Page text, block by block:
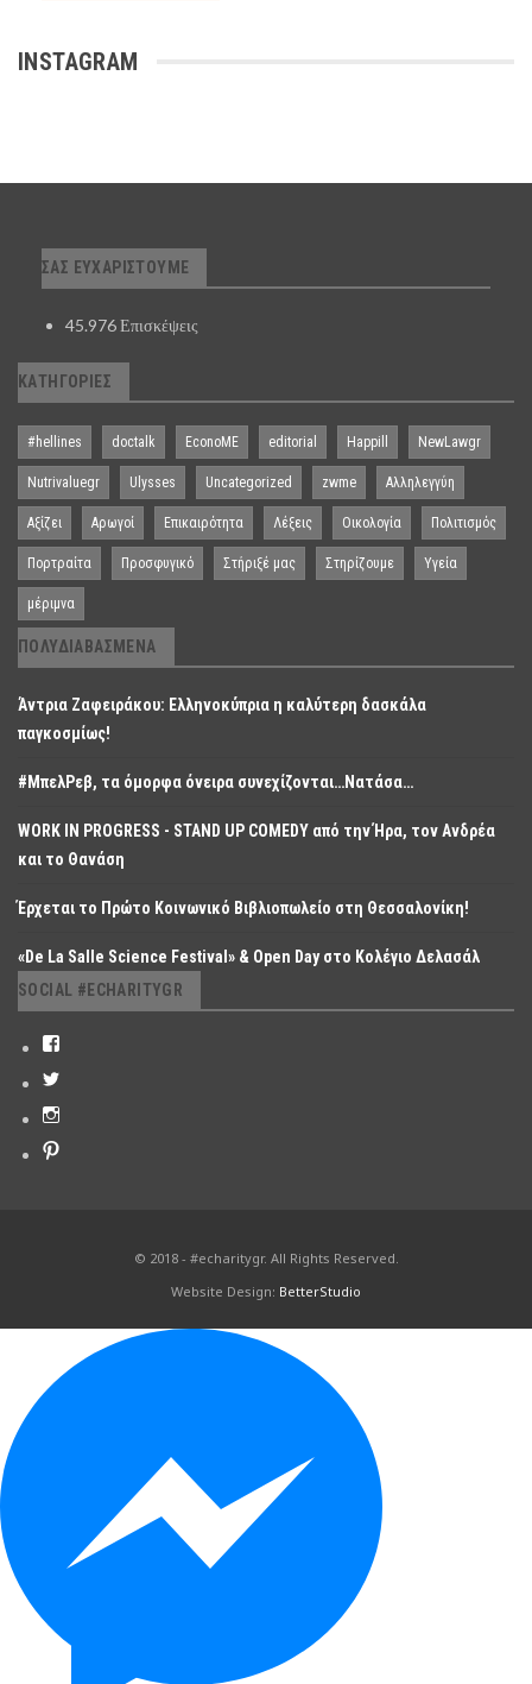
INSTAGRAM
ΣΑΣ ΕΥΧΑΡΙΣΤΟΎΜΕ
45.976 Επισκέψεις
ΚΑΤΗΓΟΡΊΕΣ
#hellines doctalk EconoME editorial Happill NewLawgr
Nutrivaluegr Ulysses Uncategorized zwme Αλληλεγγύη
Αξίζει Αρωγοί Επικαιρότητα Λέξεις Οικολογία Πολιτισμός
Πορτραίτα Προσφυγικό Στήριξέ μας Στηρίζουμε Υγεία
μέριμνα
ΠΟΛΥΔΙΑΒΑΣΜΈΝΑ
Άντρια Ζαφειράκου: Ελληνοκύπρια η καλύτερη δασκάλα
παγκοσμίως!
#ΜπελΡεβ, τα όμορφα όνειρα συνεχίζονται…Νατάσα…
WORK IN PROGRESS - STAND UP COMEDY από την Ήρα, τον Ανδρέα
και το Θανάση
Έρχεται το Πρώτο Κοινωνικό Βιβλιοπωλείο στη Θεσσαλονίκη!
«De La Salle Science Festival» & Open Day στο Κολέγιο Δελασάλ
SOCIAL #ECHARITYGR
© 2018 - #echaritygr. All Rights Reserved.
Website Design: BetterStudio